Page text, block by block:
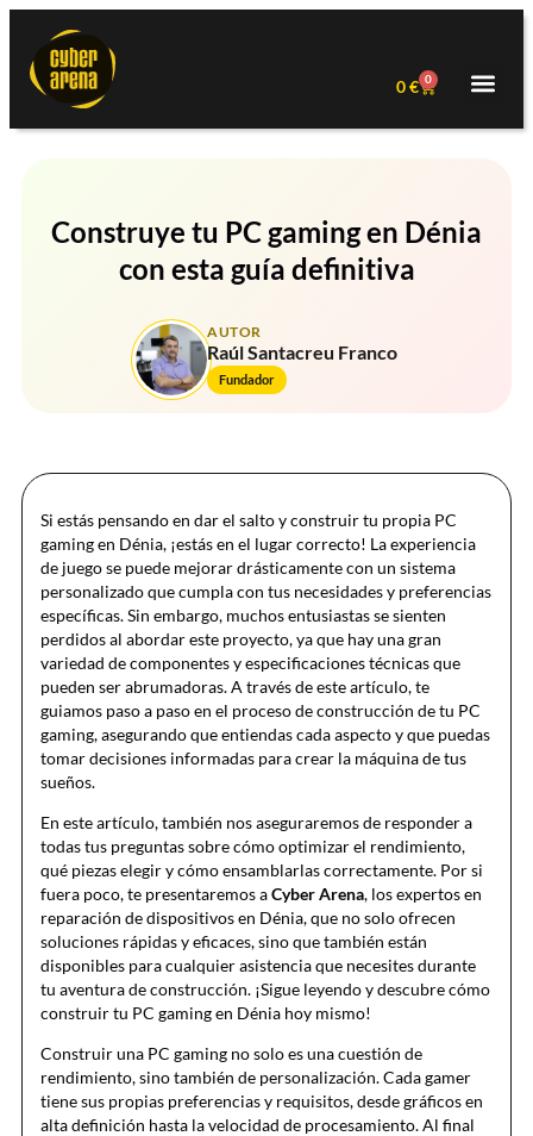
0€ 0
Construye tu PC gaming en Dénia
con esta guía definitiva
AUTOR
Raúl Santacreu Franco
Fundador
Si estás pensando en dar el salto y construir tu propia PC
gaming en Dénia, ¡estás en el lugar correcto! La experiencia
de juego se puede mejorar drásticamente con un sistema
personalizado que cumpla con tus necesidades y preferencias
específicas. Sin embargo, muchos entusiastas se sienten
perdidos al abordar este proyecto, ya que hay una gran
variedad de componentes y especificaciones técnicas que
pueden ser abrumadoras. A través de este artículo, te
guiamos paso a paso en el proceso de construcción de tu PC
gaming, asegurando que entiendas cada aspecto y que puedas
tomar decisiones informadas para crear la máquina de tus
sueños.
En este artículo, también nos aseguraremos de responder a
todas tus preguntas sobre cómo optimizar el rendimiento,
qué piezas elegir y cómo ensamblarlas correctamente. Por si
fuera poco, te presentaremos aCyber Arena, los expertos en
reparación de dispositivos en Dénia, que no solo ofrecen
soluciones rápidas y eficaces, sino que también están
disponibles para cualquier asistencia que necesites durante
tu aventura de construcción. ¡Sigue leyendo y descubre cómo
construir tu PC gaming en Dénia hoy mismo!
Construir una PC gaming no solo es una cuestión de
rendimiento, sino también de personalización. Cada gamer
tiene sus propias preferencias y requisitos, desde gráficos en
alta definición hasta la velocidad de procesamiento. Al final